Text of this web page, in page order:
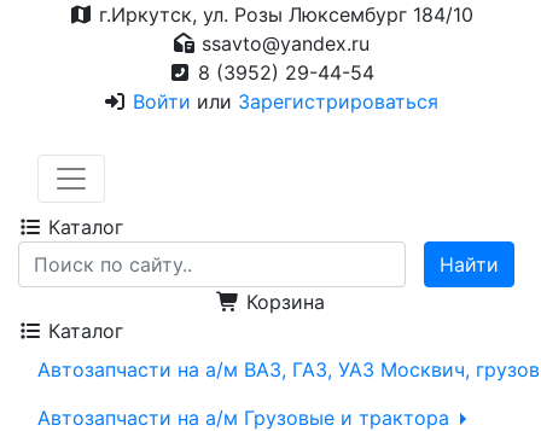
г.Иркутск, ул. Розы Люксембург 184/10
ssavto@yandex.ru
8 (3952) 29-44-54
Войти или Зарегистрироваться
Каталог
Корзина
Каталог
Автозапчасти на а/м ВАЗ, ГАЗ, УАЗ Москвич,
Автозапчасти на а/м Грузовые и трактора